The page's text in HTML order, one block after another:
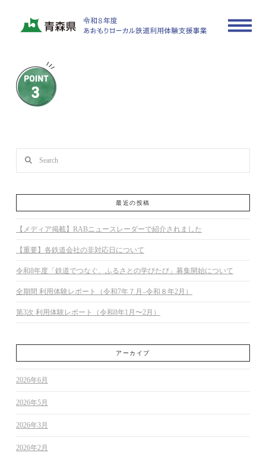
konan-point03
最近の投稿
【メディア掲載】RABニュースレーダーで紹介されました
【重要】各鉄道会社の非対応日について
令和8年度「鉄道でつなぐ、ふるさとの学びたび」募集開始について
全期間 利用体験レポート（令和7年７月–令和８年2月）
第3次 利用体験レポート（令和8年1月〜2月）
アーカイブ
2026年6月
2026年5月
2026年3月
2026年2月